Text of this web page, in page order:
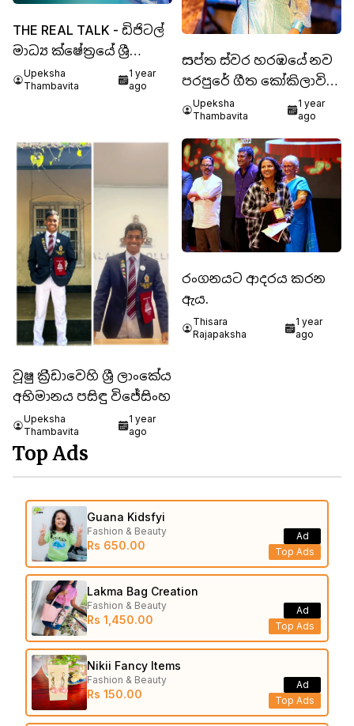
THE REAL TALK - ඩිජිටල්
මාධ්‍ය ක්ෂේත්‍රයේ ශ්‍රී
ලාංකේය අභිමානය ධනික
පෙරේරා
Upeksha
Thambavita
1 year
ago
සප්ත ස්වර හරඹයේ නව
පරපුරේ ගීත කෝකිලාවිය
මනේන්ද්‍රි අබේකෝන්
Upeksha
Thambavita
1 year
ago
වූෂු ක්‍රීඩාවෙහි ශ්‍රී ලාංකේය
අභිමානය පසිඳු විජේසිංහ
Upeksha
Thambavita
1 year
ago
රංගනයට ආදරය කරන
ඇය.
Thisara
Rajapaksha
1 year
ago
Top Ads
Guana Kidsfyi
Fashion & Beauty
Rs 650.00 Top Ads
Ad
Lakma Bag Creation
Fashion & Beauty
Rs 1,450.00 Top Ads
Ad
Nikii Fancy Items
Fashion & Beauty
Rs 150.00 Top Ads
Ad